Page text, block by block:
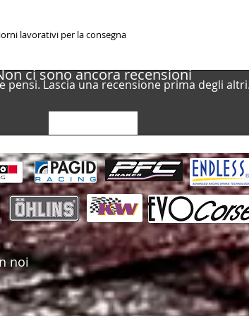
lavorativi per la consegna
ci sono ancora recensioni
pensi. Lascia una recensione prima degli
noi